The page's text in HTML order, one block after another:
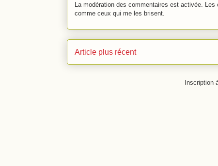
La modération des commentaires est activée.
comme ceux qui me les brisent.
Article plus récent
Inscription